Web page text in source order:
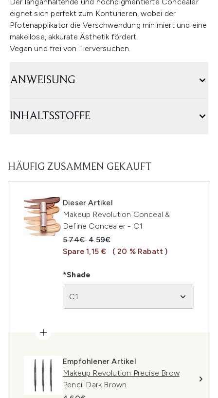
eignet sich perfekt zum Konturieren, wobei der
Pfotenapplikator die Verschwendung minimiert und eine
makellose, akkurate Ästhetik fördert.
Vegan und frei von Tierversuchen.
ANWEISUNG
INHALTSSTOFFE
HÄUFIG ZUSAMMEN GEKAUFT
Dieser Artikel
Makeup Revolution Conceal &
Define Concealer - C1
Unverbindliche Preisempfehlung:
5.74€ Aktueller Preis:
4.59€
Spare 1,15 €
( 20 % Rabatt )
*Shade
C1
Empfohlener Artikel
Makeup Revolution Precise Brow
Pencil Dark Brown